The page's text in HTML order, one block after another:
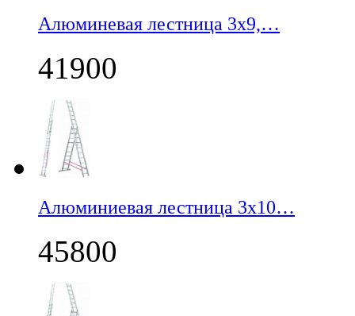
Алюминевая лестница 3х9,…
41900
Алюминиевая лестница 3х10…
45800